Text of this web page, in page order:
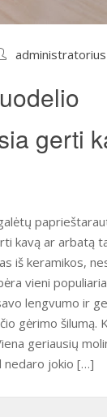
administratorius
gerti
kavą ar arbatą
iš keramikos,
vieni
lengvumo ir
gėrimo šilumą.
geriausių
nedaro jokio […]